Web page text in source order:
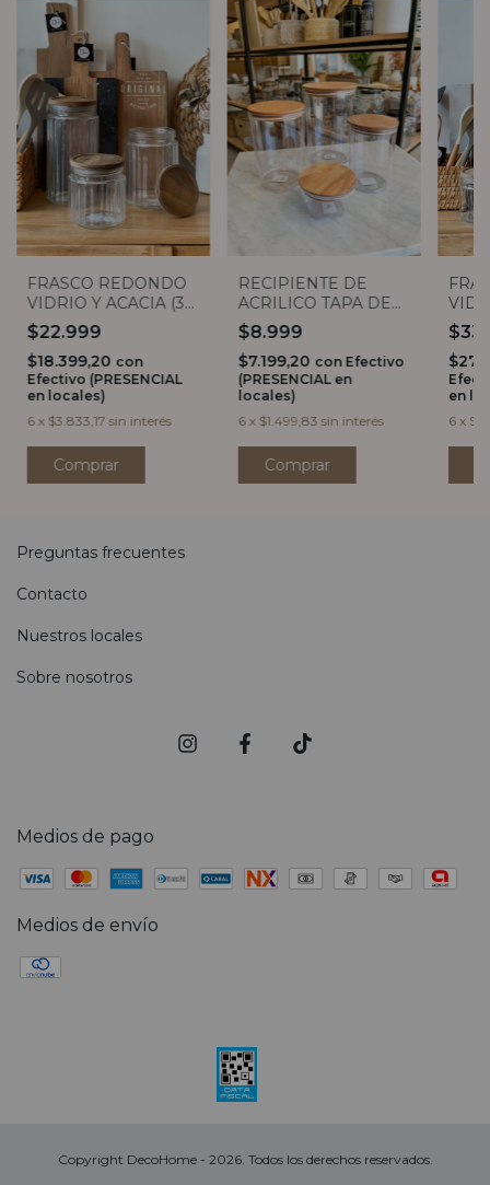
FRASCO REDONDO
VIDRIO Y ACACIA (3
TAMAÑOS)
$22.999
$18.399,20 con
Efectivo (PRESENCIAL
en locales)
6 x $3.833,17 sin interés
Comprar
RECIPIENTE DE
ACRILICO TAPA DE
MADERA 900ML (4
medidas)
$8.999
$7.199,20 con Efectivo
(PRESENCIAL en
locales)
6 x $1.499,83 sin interés
Comprar
en
6 x
Preguntas frecuentes
Contacto
Nuestros locales
Sobre nosotros
Medios de pago
Medios de envío
Copyright DecoHome - 2026. Todos los derechos reservados.